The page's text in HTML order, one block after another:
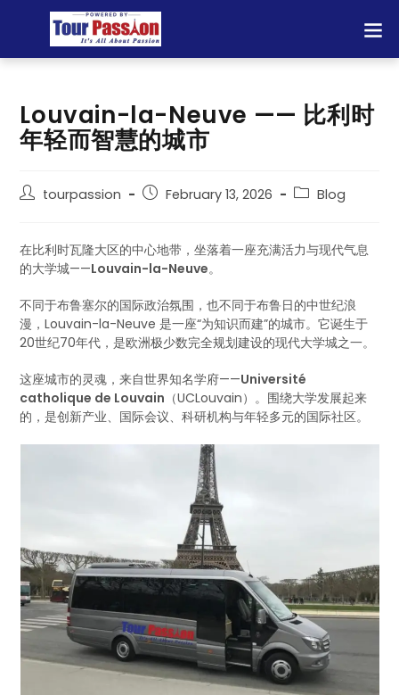
Louvain-la-Neuve —— 比利时
年轻而智慧的城市
tourpassion February 13, 2026 Blog
在比利时瓦隆大区的中心地带，坐落着一座充满活力与现代气息
的大学城——Louvain-la-Neuve。
不同于布鲁塞尔的国际政治氛围，也不同于布鲁日的中世纪浪
漫，Louvain-la-Neuve 是一座“为知识而建”的城市。它诞生于
20世纪70年代，是欧洲极少数完全规划建设的现代大学城之一。
这座城市的灵魂，来自世界知名学府——Université
catholique de Louvain （UCLouvain）。围绕大学发展起来
的，是创新产业、国际会议、科研机构与年轻多元的国际社区。